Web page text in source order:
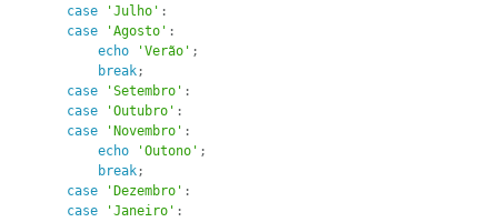
case
'Julho' :
case
'Agosto' :
echo
'Verão' ;
break;
case
'Setembro' :
case
'Outubro' :
case
'Novembro' :
echo
'Outono' ;
break;
case
'Dezembro' :
case
'Janeiro' :